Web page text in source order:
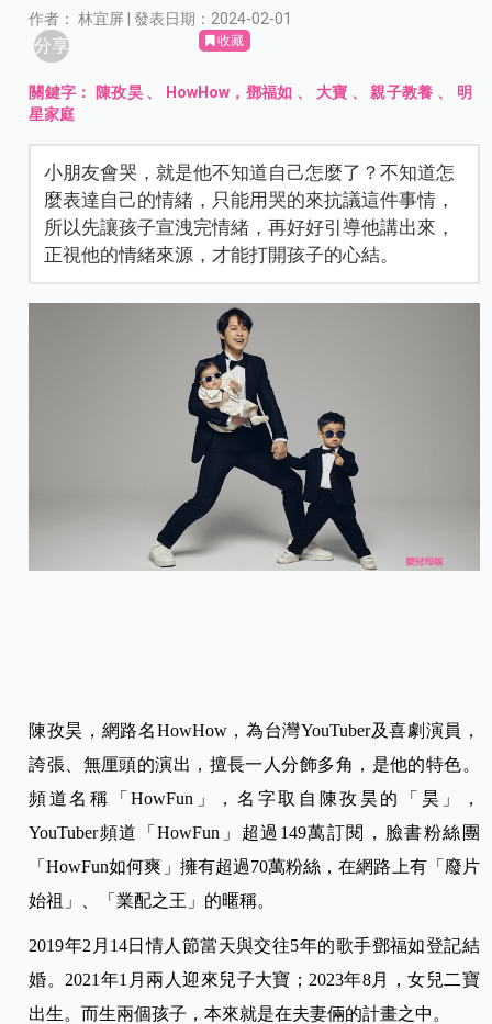
作者： 林宜屏 | 發表日期：2024-02-01
分享 收藏
關鍵字： 陳孜昊、 HowHow，鄧福如 、 大寶 、親子教養 、 明
星家庭
小朋友會哭，就是他不知道自己怎麼了？不知道怎
麼表達自己的情緒，只能用哭的來抗議這件事情，
所以先讓孩子宣洩完情緒，再好好引導他講出來，
正視他的情緒來源，才能打開孩子的心結。
陳孜昊，網路名HowHow，為台灣YouTuber及喜劇演員，
誇張、無厘頭的演出，擅長一人分飾多角，是他的特色。
頻道名稱「HowFun」，名字取自陳孜昊的「昊」，
YouTuber頻道「HowFun」超過149萬訂閱，臉書粉絲團
「HowFun如何爽」擁有超過70萬粉絲，在網路上有「廢片
始祖」、「業配之王」的暱稱。
2019年2月14日情人節當天與交往5年的歌手鄧福如登記結
婚。2021年1月兩人迎來兒子大寶；2023年8月，女兒二寶
出生。而生兩個孩子，本來就是在夫妻倆的計畫之中。